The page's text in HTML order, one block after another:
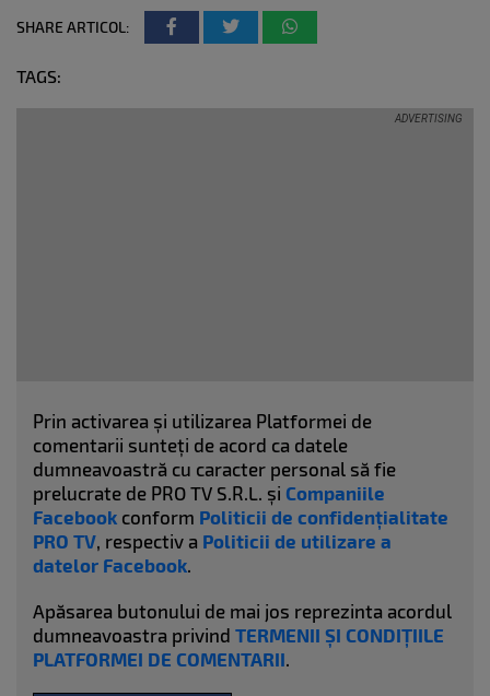
SHARE ARTICOL:
TAGS:
Prin activarea și utilizarea Platformei de
comentarii sunteți de acord ca datele
dumneavoastră cu caracter personal să fie
prelucrate de PRO TV S.R.L. și Companiile
Facebook conform Politicii de confidențialitate
PRO TV, respectiv a Politicii de utilizare a
datelor Facebook.
Apăsarea butonului de mai jos reprezinta acordul
dumneavoastra privind TERMENII ȘI CONDIȚIILE
PLATFORMEI DE COMENTARII.